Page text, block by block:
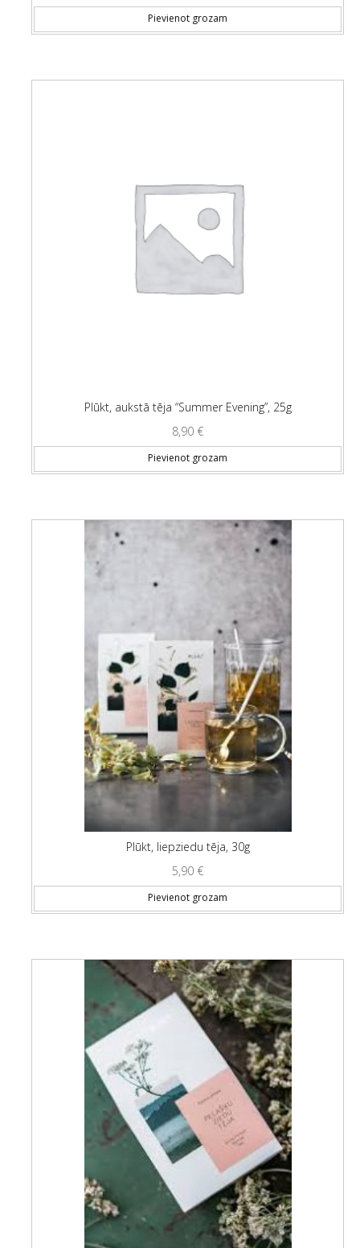
Pievienot grozam
Plūkt, aukstā tēja “Summer Evening”, 25g
8,90 €
Pievienot grozam
Plūkt, liepziedu tēja, 30g
5,90 €
Pievienot grozam